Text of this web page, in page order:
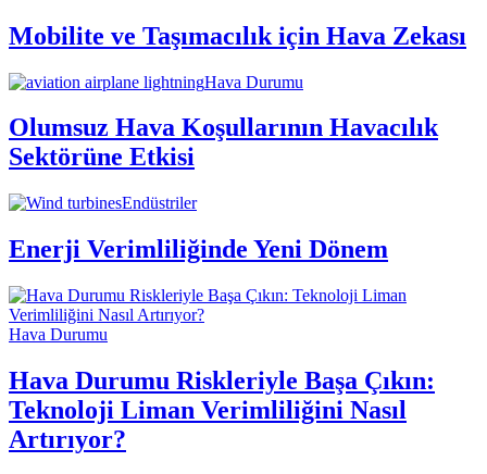
Mobilite ve Taşımacılık için Hava Zekası
Hava Durumu
Olumsuz Hava Koşullarının Havacılık
Sektörüne Etkisi
Endüstriler
Enerji Verimliliğinde Yeni Dönem
Hava Durumu
Hava Durumu Riskleriyle Başa Çıkın:
Teknoloji Liman Verimliliğini Nasıl
Artırıyor?